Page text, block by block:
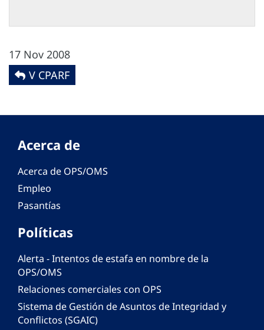
17 Nov 2008
V CPARF
Acerca de
Acerca de OPS/OMS
Empleo
Pasantías
Políticas
Alerta - Intentos de estafa en nombre de la
OPS/OMS
Relaciones comerciales con OPS
Sistema de Gestión de Asuntos de Integridad y
Conflictos (SGAIC)